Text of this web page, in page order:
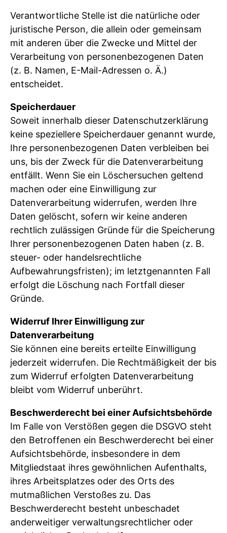
Verantwortliche Stelle ist die natürliche oder
juristische Person, die allein oder gemeinsam
mit anderen über die Zwecke und Mittel der
Verarbeitung von personenbezogenen Daten
(z. B. Namen, E-Mail-Adressen o. Ä.)
entscheidet.
Speicherdauer
Soweit innerhalb dieser Datenschutzerklärung
keine speziellere Speicherdauer genannt wurde,
Ihre personenbezogenen Daten verbleiben bei
uns, bis der Zweck für die Datenverarbeitung
entfällt. Wenn Sie ein Löschersuchen geltend
machen oder eine Einwilligung zur
Datenverarbeitung widerrufen, werden Ihre
Daten gelöscht, sofern wir keine anderen
rechtlich zulässigen Gründe für die Speicherung
Ihrer personenbezogenen Daten haben (z. B.
steuer- oder handelsrechtliche
Aufbewahrungsfristen); im letztgenannten Fall
erfolgt die Löschung nach Fortfall dieser
Gründe.
Widerruf Ihrer Einwilligung zur
Datenverarbeitung
Sie können eine bereits erteilte Einwilligung
jederzeit widerrufen. Die Rechtmäßigkeit der bis
zum Widerruf erfolgten Datenverarbeitung
bleibt vom Widerruf unberührt.
Beschwerderecht bei einer Aufsichtsbehörde
Im Falle von Verstößen gegen die DSGVO steht
den Betroffenen ein Beschwerderecht bei einer
Aufsichtsbehörde, insbesondere in dem
Mitgliedstaat ihres gewöhnlichen Aufenthalts,
ihres Arbeitsplatzes oder des Orts des
mutmaßlichen Verstoßes zu. Das
Beschwerderecht besteht unbeschadet
anderweitiger verwaltungsrechtlicher oder